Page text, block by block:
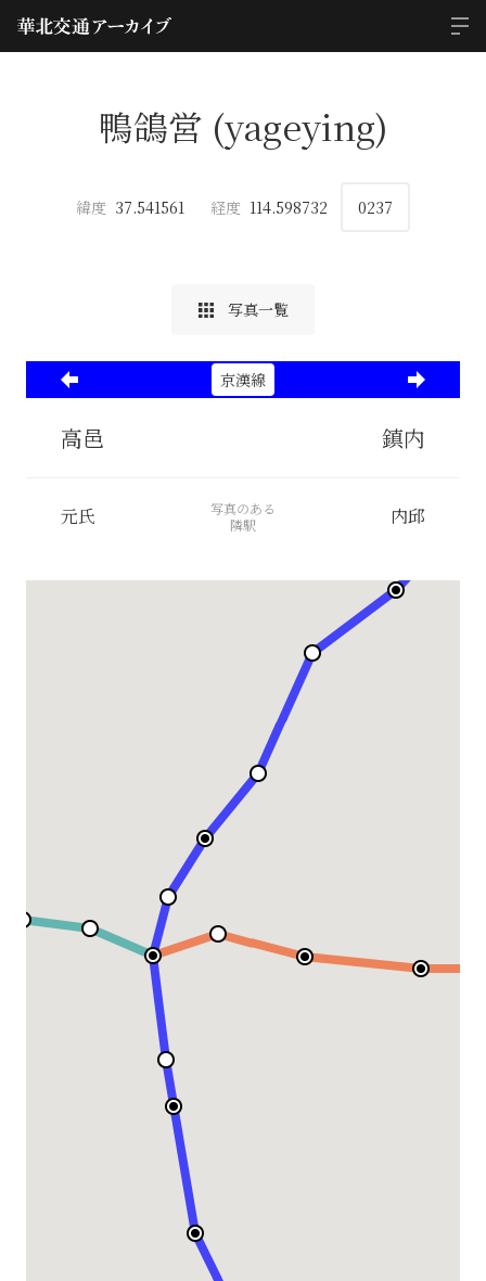
鴨鴿営 (yageying)
緯度 37.541561 経度 114.598732 0237
写真一覧
京漢線
高邑 鎮内
元氏
写真のある
隣駅
内邱